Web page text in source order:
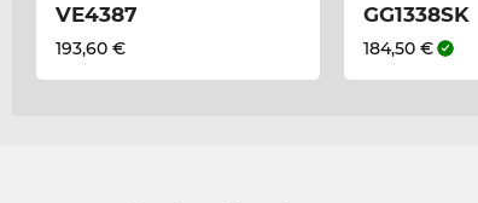
VE4387
193,60 €
GG1338SK
184,50 €